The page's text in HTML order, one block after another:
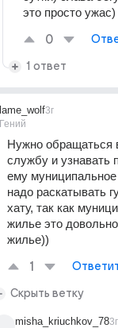
это просто
0
1 ответ
lame_wolf
Гений
3г
Нужно обращаться
службу и узнавать
ему
надо раскатывать
хату, так как
жилье это
жилье))
1
Скрыть ветку
misha_kriuchkov_783г